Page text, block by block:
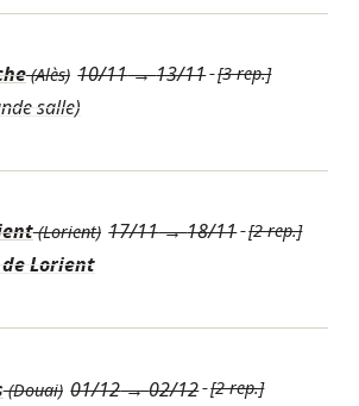
(Alès) 10/11→13/11 [3 rep.]
salle)
(Lorient) 17/11→18/11 [2 rep.]
Lorient
(Douai) 01/12→02/12 [2 rep.]